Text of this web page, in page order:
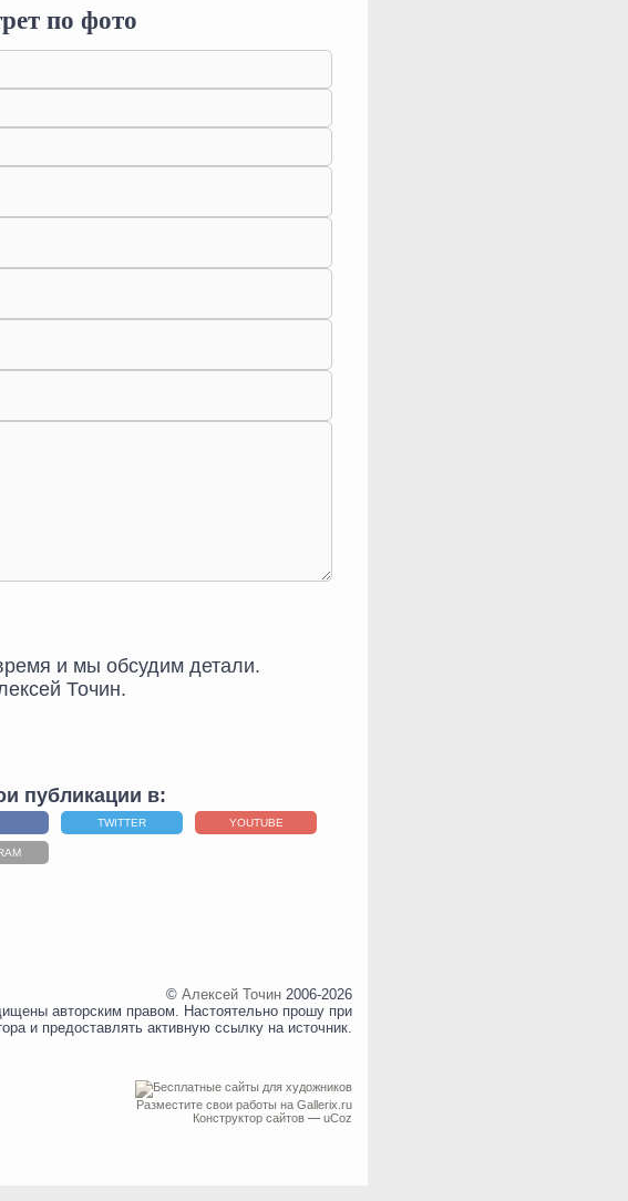
по фото
и мы обсудим детали.
Точин.
публикации в:
TWITTER YOUTUBE
©Алексей Точин 2006-2026
авторским правом. Настоятельно прошу при
и предоставлять активную ссылку на источник.
Разместите свои работы на Gallerix.ru
Конструктор сайтов —uCoz